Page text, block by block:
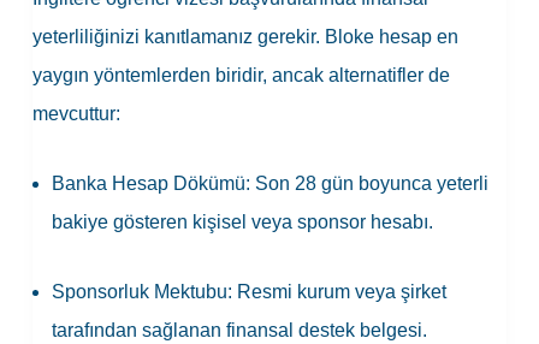
yeterliliğinizi kanıtlamanız gerekir. Bloke hesap en
yaygın yöntemlerden biridir, ancak alternatifler de
mevcuttur:
Banka Hesap Dökümü: Son 28 gün boyunca yeterli
bakiye gösteren kişisel veya sponsor hesabı.
Sponsorluk Mektubu: Resmi kurum veya şirket
tarafından sağlanan finansal destek belgesi.